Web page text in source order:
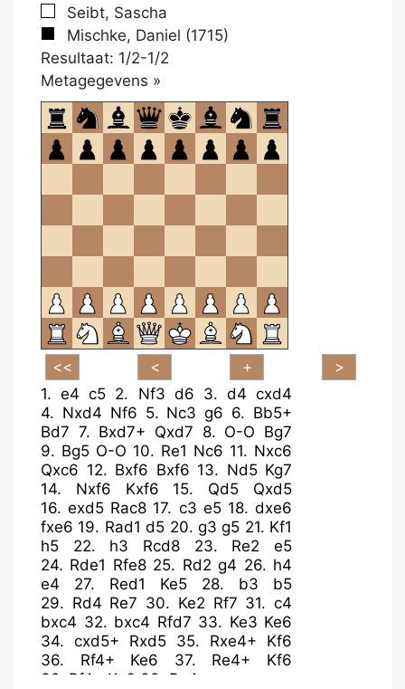
Seibt, Sascha
Mischke, Daniel (1715)
Resultaat: 1/2-1/2
Metagegevens »
om
te
openen.
1.e4 c5 2. Nf3 d6 3. d4 cxd4
4. Nxd4 Nf6 5. Nc3 g6 6. Bb5+
Bd7 7. Bxd7+ Qxd7 8. O-O Bg7
9. Bg5 O-O 10. Re1 Nc6 11. Nxc6
Qxc6 12. Bxf6 Bxf6 13. Nd5 Kg7
14. Nxf6 Kxf6 15. Qd5
Qxd5
16.exd5 Rac8 17. c3 e5 18.dxe6
fxe6 19. Rad1 d5 20. g3 g5 21. Kf1
h5
22. h3 Rcd8 23. Re2
e5
24. Rde1 Rfe8 25. Rd2 g4 26. h4
e4
27. Red1 Ke5 28. b3
b5
29. Rd4 Re7 30. Ke2 Rf7 31.c4
bxc4 32. bxc4 Rfd7 33. Ke3 Ke6
34. cxd5+ Rxd5 35. Rxe4+
Kf6
36. Rf4+ Ke6 37. Re4+
Kf6
38. Rf4+ Ke6 39. Re4+